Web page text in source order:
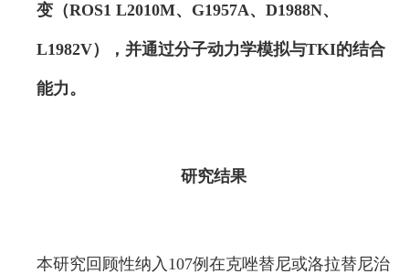
变（ROS1 L2010M、G1957A、D1988N、
L1982V），并通过分子动力学模拟与TKI的结合
能力。
研究结果
本研究回顾性纳入107例在克唑替尼或洛拉替尼治